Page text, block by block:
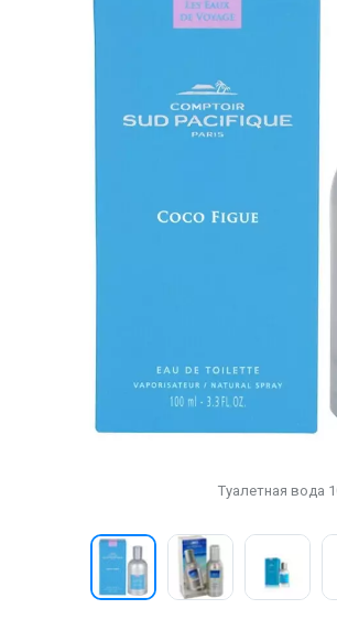
Туалетная вода